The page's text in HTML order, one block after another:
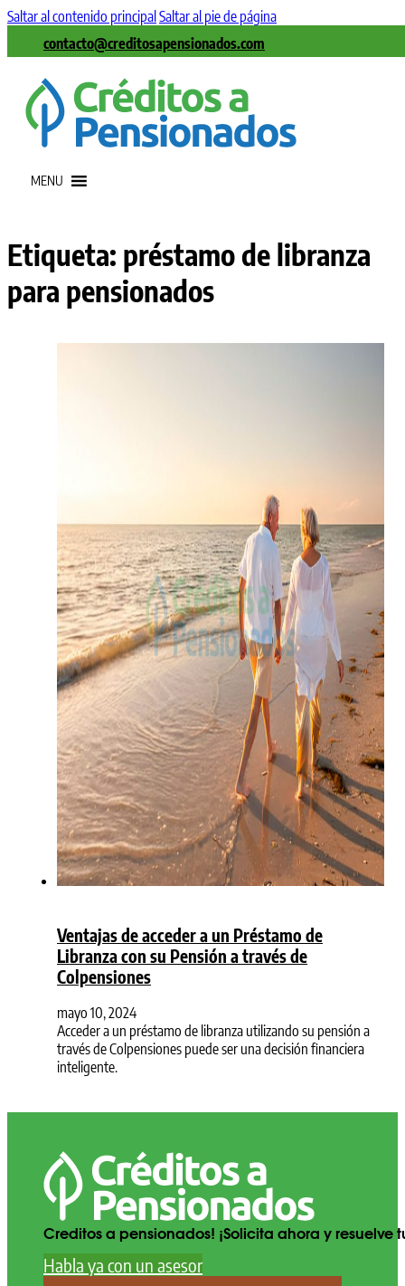
Saltar al contenido principal Saltar al pie de página
contacto@creditosapensionados.com
MENU
Etiqueta: préstamo de libranza
para pensionados
Ventajas de acceder a un Préstamo de
Libranza con su Pensión a través de
Colpensiones
mayo 10, 2024
Acceder a un préstamo de libranza utilizando su pensión a
través de Colpensiones puede ser una decisión financiera
inteligente.
Creditos a pensionados! ¡Solicita ahora y
Habla ya con un asesor